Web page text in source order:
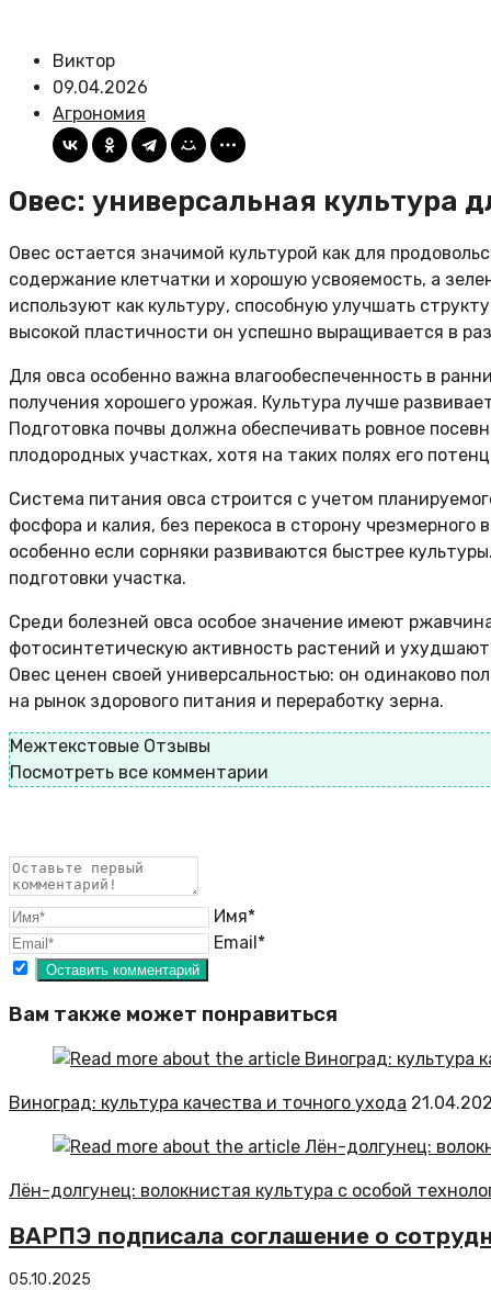
Виктор
09.04.2026
Агрономия
Овес: универсальная культура
Овес остается значимой культурой как для
содержание клетчатки и хорошую усвояемость, а
используют как культуру, способную улучшать
высокой пластичности он успешно выращивается в
Для овса особенно важна влагообеспеченность в
получения хорошего урожая. Культура лучше
Подготовка почвы должна обеспечивать ровное
плодородных участках, хотя на таких полях его
Система питания овса строится с учетом
фосфора и калия, без перекоса в сторону
особенно если сорняки развиваются быстрее
подготовки участка.
Среди болезней овса особое значение имеют
фотосинтетическую активность растений и
Овес ценен своей универсальностью: он одинаково
на рынок здорового питания и переработку зерна.
Межтекстовые Отзывы
Посмотреть все комментарии
Имя*
Email*
Вам также может понравиться
Виноград: культура качества и точного ухода
Лён-долгунец: волокнистая культура с особой
ВАРПЭ подписала соглашение о
05.10.2025